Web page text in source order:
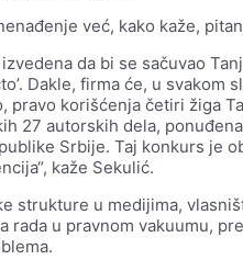
već, kako kaže,
da bi se sačuvao
Dakle, firma će, u svakom
pravo korišćenja četiri žiga
27 autorskih dela,
Srbije. Taj konkurs je
kaže Sekulić.
strukture u medijima,
u pravnom vakuumu,